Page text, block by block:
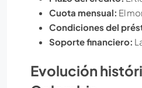
Cuota mensual: El
Condiciones del
Soporte financiero:
Evolución